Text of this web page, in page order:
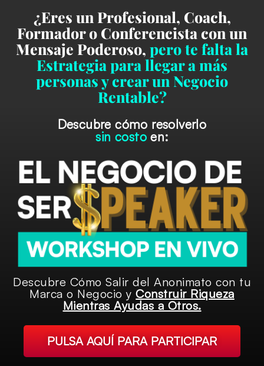
¿Eres un Profesional, Coach,
Formador o Conferencista con un
Mensaje Poderoso, pero te falta la
Estrategia para llegar a más
personas y crear un Negocio
Rentable?
Descubre cómo resolverlo
sin costo en:
Descubre Cómo Salir del Anonimato con tu
Marca o Negocio yConstruir Riqueza
Mientras Ayudas a Otros.
PULSA AQUÍ PARA PARTICIPAR